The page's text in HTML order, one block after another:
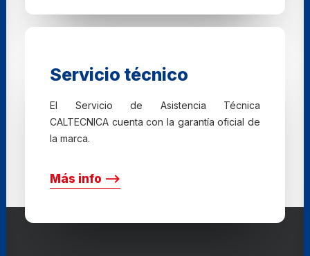
Servicio técnico
El Servicio de Asistencia Técnica
CALTECNICA cuenta con la garantía oficial de
la marca.
Más info ⟶